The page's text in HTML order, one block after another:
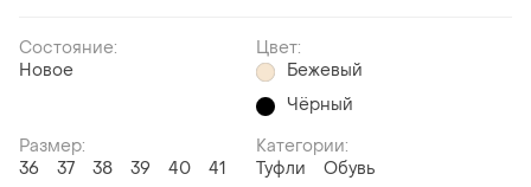
Состояние:
Новое
Цвет:
Бежевый
Чёрный
Размер:
36
37 38 39 40 41
Категории:
Туфли
Обувь